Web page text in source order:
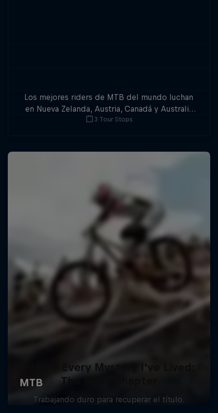
Los mejores riders de MTB del mundo luchan
en Nueva Zelanda, Austria, Canadá y Australia
por la triple corona del Slopestyle.
3 Tour Stops
EMIL – Every Mystery I've Lived:
The Next Chapter
Trabajando duro para recuperar el título.